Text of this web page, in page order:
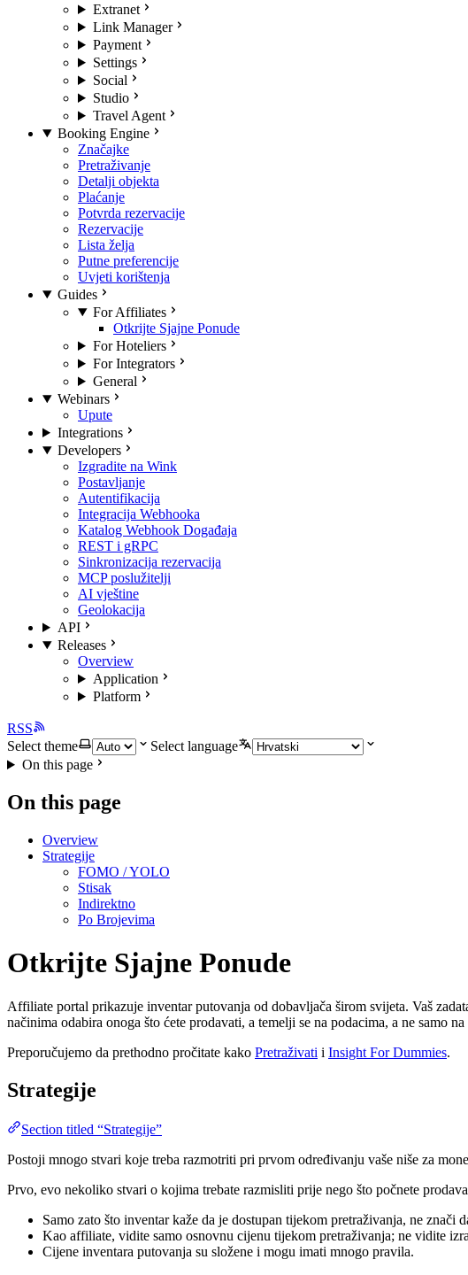
Extranet
Link Manager
Payment
Settings
Social
Studio
Travel Agent
Booking Engine
Značajke
Pretraživanje
Detalji objekta
Plaćanje
Potvrda rezervacije
Rezervacije
Lista želja
Putne preferencije
Uvjeti korištenja
Guides
For Affiliates
Otkrijte Sjajne Ponude
For Hoteliers
For Integrators
General
Webinars
Upute
Integrations
Developers
Izgradite na Wink
Postavljanje
Autentifikacija
Integracija Webhooka
Katalog Webhook Događaja
REST i gRPC
Sinkronizacija rezervacija
MCP poslužitelji
AI vještine
Geolokacija
API
Releases
Overview
Application
Platform
RSS
Select theme
Select language
On this page
On this page
Overview
Strategije
FOMO / YOLO
Stisak
Indirektno
Po Brojevima
Otkrijte Sjajne Ponude
Affiliate portal prikazuje inventar putovanja od dobavljača širom svijeta. Vaš
načinima odabira onoga što ćete prodavati, a temelji se na podacima, a ne samo
Preporučujemo da prethodno pročitate kako Pretraživati i Insight For Dummies.
Strategije
Section titled “Strategije”
Postoji mnogo stvari koje treba razmotriti pri prvom određivanju vaše niše za
Prvo, evo nekoliko stvari o kojima trebate razmisliti prije nego što počnete
Samo zato što inventar kaže da je dostupan tijekom pretraživanja, ne znači
Kao affiliate, vidite samo osnovnu cijenu tijekom pretraživanja; ne vidite
Cijene inventara putovanja su složene i mogu imati mnogo pravila.